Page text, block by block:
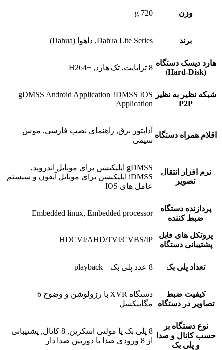
وزن 720 g
برند Dahua Lite Series, داهوا (Dahua)
هارد دیسک دستگاه
(Hard-Disk)
8 ترابایت, تک هارد, +H264
شبکه نظیر به نظیر
P2P
gDMSS Android Application, iDMSS IOS
Application
اقلام همراه دستگاه
آداپتور برق, راهنمای نصب فارسی, موس
سیمی
نرم افزار انتقال
تصویر
gDMSS اپلیکیشن برای موبایل اندروید,
iDMSS اپلیکیشن برای موبایل آیفون و سیستم
عامل های IOS
پردازنده دستگاه
ضبط کننده
Embedded linux, Embedded processor
پروتکل های قابل
پشتیبانی دستگاه
HDCVI/AHD/TVI/CVBS/IP
تعداد پلی بک 8 عدد پلی بک – playback
کیفیت ضبط
تصاویر در دستگاه
دستگاه XVR با رزولوشن و وضوح 6
مگاپیکسل
نوع دستگاه بر
حسب کانال و صدا
و پلی بک
8 پلی بک یا مولتی اسکرین, 8 کانال, پشتیبانی
از 8 ورودی صدا یا دوربین صدا دار